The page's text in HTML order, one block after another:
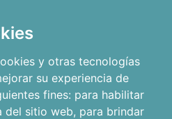
y otras tecnologías
su experiencia de
fines: para habilitar
del sitio web, para brindar